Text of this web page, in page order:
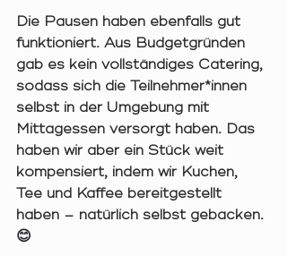
Die Pausen haben ebenfalls gut
funktioniert. Aus Budgetgründen
gab es kein vollständiges Catering,
sodass sich die Teilnehmer*innen
selbst in der Umgebung mit
Mittagessen versorgt haben. Das
haben wir aber ein Stück weit
kompensiert, indem wir Kuchen,
Tee und Kaffee bereitgestellt
haben – natürlich selbst gebacken.
😊